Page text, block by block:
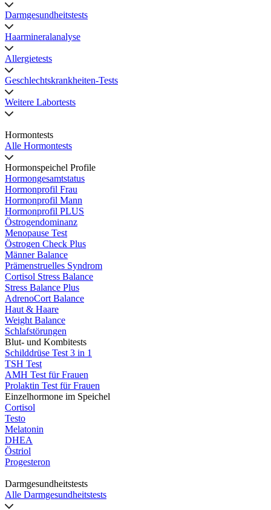
Darmgesundheitstests
Haarmineralanalyse
Allergietests
Geschlechtskrankheiten-Tests
Weitere Labortests
Hormontests
Alle Hormontests
Hormonspeichel Profile
Hormongesamtstatus
Hormonprofil Frau
Hormonprofil Mann
Hormonprofil PLUS
Östrogendominanz
Menopause Test
Östrogen Check Plus
Männer Balance
Prämenstruelles Syndrom
Cortisol Stress Balance
Stress Balance Plus
AdrenoCort Balance
Haut & Haare
Weight Balance
Schlafstörungen
Blut- und Kombitests
Schilddrüse Test 3 in 1
TSH Test
AMH Test für Frauen
Prolaktin Test für Frauen
Einzelhormone im Speichel
Cortisol
Testo
Melatonin
DHEA
Östriol
Progesteron
Darmgesundheitstests
Alle Darmgesundheitstests